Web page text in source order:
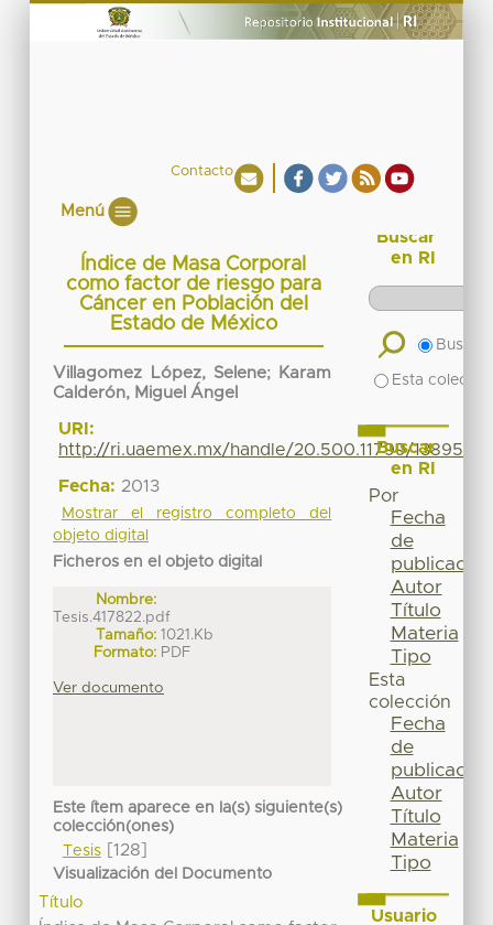
Contacto
Menú
Índice de Masa Corporal
como factor de riesgo para
Cáncer en Población del
Estado de México
Villagomez López, Selene;
Karam
Calderón, Miguel Ángel
URI:
http://ri.uaemex.mx/handle/20.500.11799/13895
Fecha: 2013
Mostrar el registro completo del
objeto digital
Ficheros en el objeto digital
Nombre:
Tesis.417822.pdf
Tamaño: 1021.Kb
Formato: PDF
Ver documento
Este ítem aparece en la(s) siguiente(s)
colección(ones)
Tesis[128]
Visualización del Documento
Título
Buscar
en RI
Buscar
Esta
Buscar
en RI
Por
Fecha
de
publicación
Autor
Título
Materia
Tipo
Esta
colección
Fecha
de
publicación
Autor
Título
Materia
Tipo
Usuario